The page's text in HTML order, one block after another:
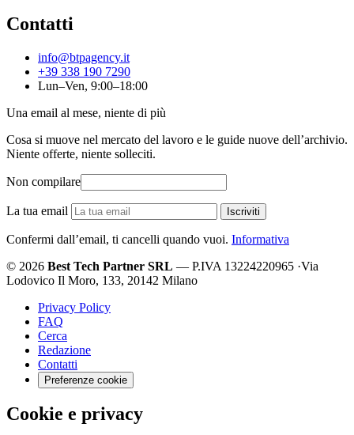
Contatti
info@btpagency.it
+39 338 190 7290
Lun–Ven, 9:00–18:00
Una email al mese, niente di più
Cosa si muove nel mercato del lavoro e le guide nuove dell’archivio.
Niente offerte, niente solleciti.
Non compilare
La tua email Iscriviti
Confermi dall’email, ti cancelli quando vuoi. Informativa
© 2026 Best Tech Partner SRL — P.IVA 13224220965 ·Via
Lodovico Il Moro, 133, 20142 Milano
Privacy Policy
FAQ
Cerca
Redazione
Contatti
Preferenze cookie
Cookie e privacy